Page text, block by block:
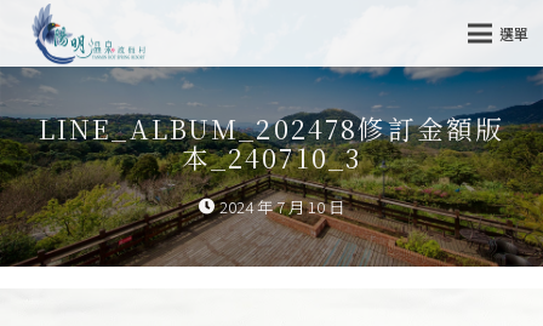
選單
LINE_ALBUM_202478修訂金額版
本_240710_3
2024 年 7 月 10 日